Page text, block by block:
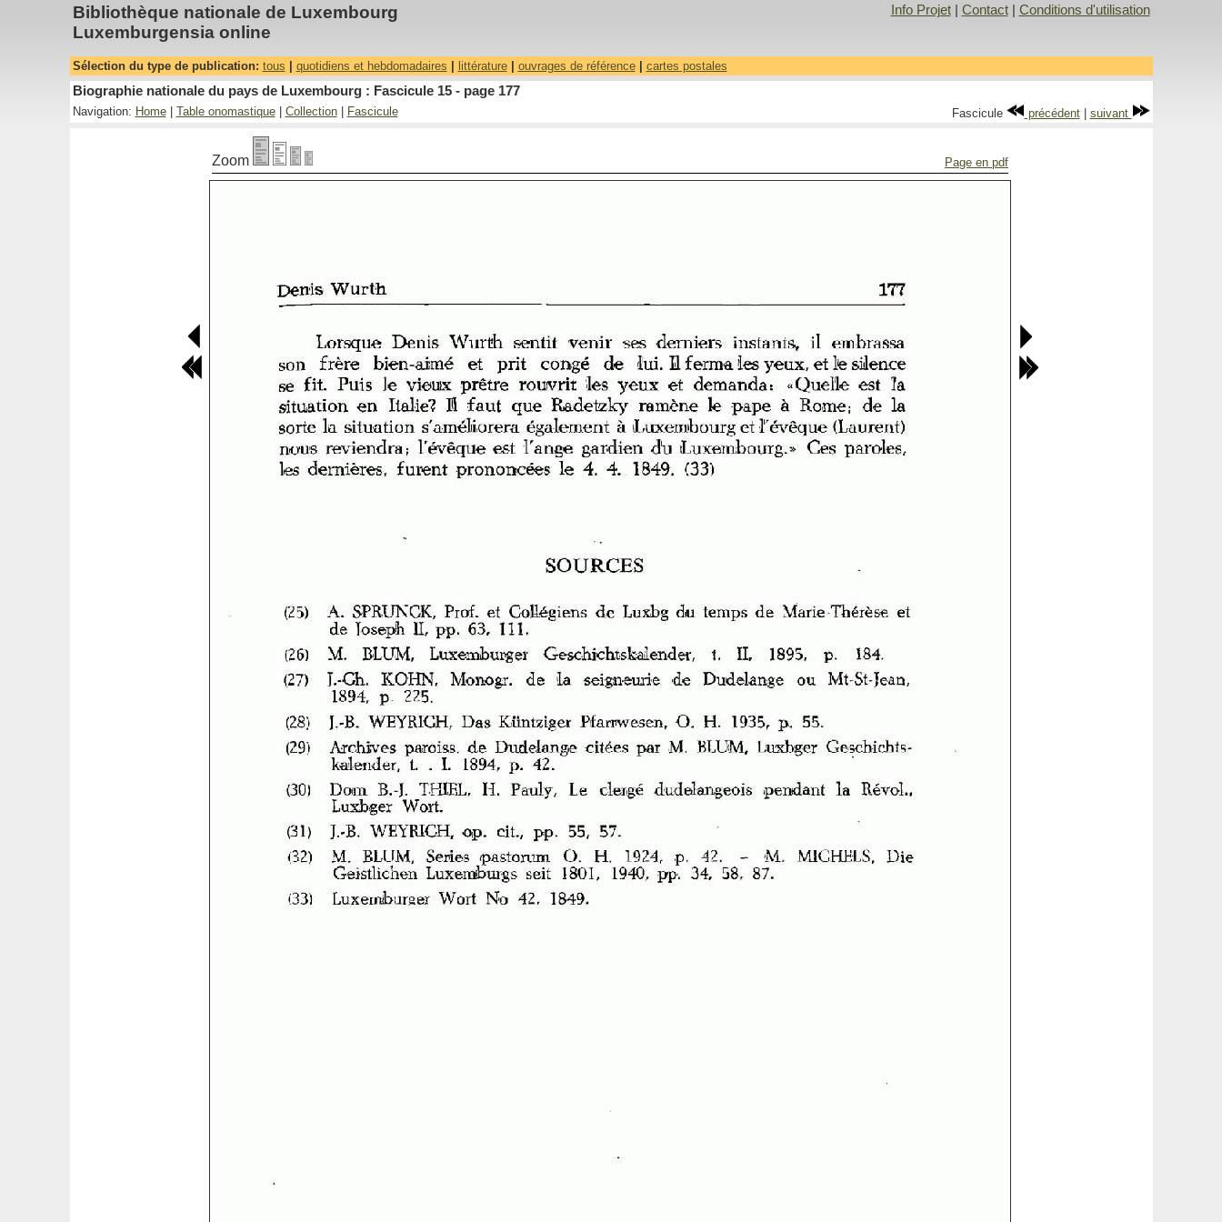
Bibliothèque nationale de Luxembourg
Luxemburgensia online
Info Projet| Contact| Conditions d'utilisation
Sélection du type de publication: tous quotidiens et hebdomadaires littérature| ouvrages de référence| cartes postales
Biographie nationale du pays de Luxembourg : Fascicule 15 - page 177
Navigation: Home| Table onomastique| Collection| Fascicule Fascicule précédent| suivant
Zoom Page en pdf